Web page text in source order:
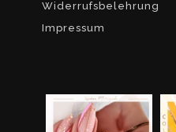
Widerrufsbelehrung
Impressum